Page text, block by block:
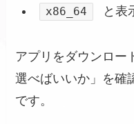
x86_64 と表
アプリをダウンロー
選べばいいか」を確
です。